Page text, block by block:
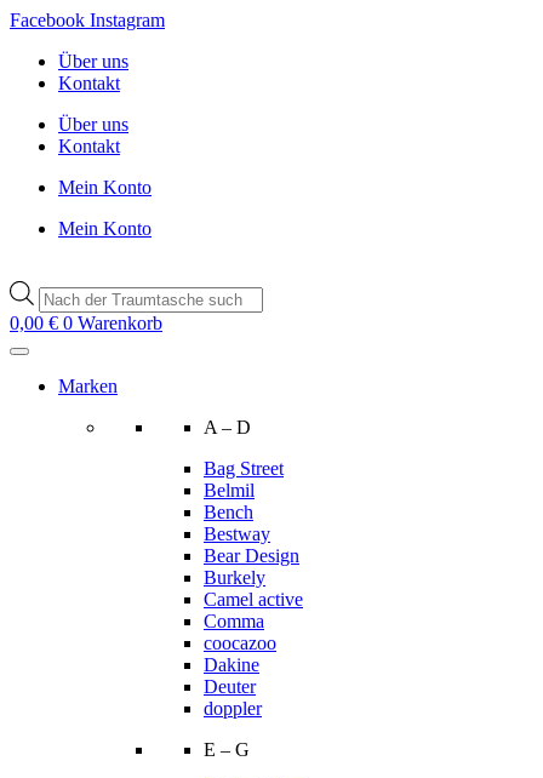
Zum
wechseln
Facebook Instagram
Über uns
Kontakt
Über uns
Kontakt
Mein Konto
Mein Konto
Products
search
0,00 € 0 Warenkorb
Marken
A – D
Bag Street
Belmil
Bench
Bestway
Bear Design
Burkely
Camel active
Comma
coocazoo
Dakine
Deuter
doppler
E – G